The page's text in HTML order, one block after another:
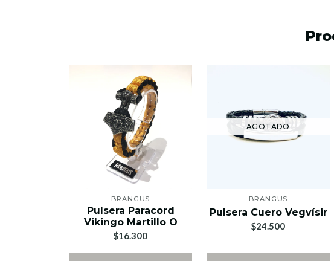
BRANGUS
Pulsera Paracord
Vikingo Martillo O
$16.300
AGOTADO
BRANGUS
Pulsera Cuero Vegvísir
$24.500